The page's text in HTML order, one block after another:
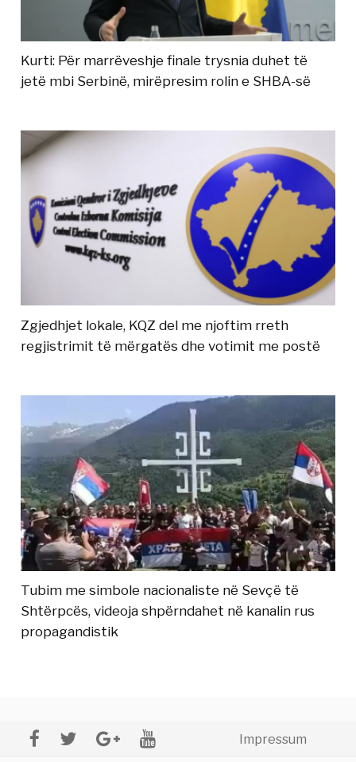
Kurti: Për marrëveshje finale trysnia duhet të
jetë mbi Serbinë, mirëpresim rolin e SHBA-së
Zgjedhjet lokale, KQZ del me njoftim rreth
regjistrimit të mërgatës dhe votimit me postë
Tubim me simbole nacionaliste në Sevçë të
Shtërpcës, videoja shpërndahet në kanalin rus
propagandistik
Impressum